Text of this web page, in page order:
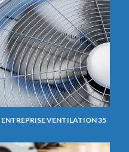
ENTREPRISE VENTILATION 35